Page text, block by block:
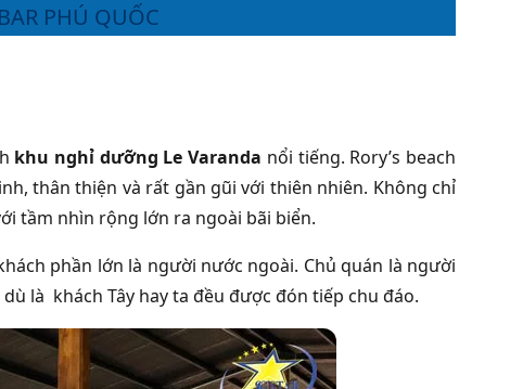
PHÚ QUỐC
khu nghỉ dưỡng Le Varanda nổi tiếng. Rory’s beach
thân thiện và rất gần gũi với thiên nhiên. Không chỉ
tầm nhìn rộng lớn ra ngoài bãi biển.
phần lớn là người nước ngoài. Chủ quán là người
là khách Tây hay ta đều được đón tiếp chu đáo.